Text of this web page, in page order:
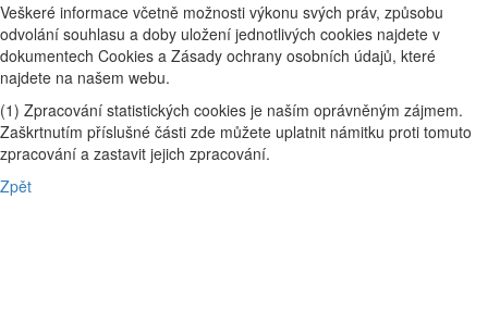
Veškeré informace včetně možnosti výkonu svých práv, způsobu
odvolání souhlasu a doby uložení jednotlivých cookies najdete v
dokumentech Cookies a Zásady ochrany osobních údajů, které
najdete na našem webu.
(1) Zpracování statistických cookies je naším oprávněným zájmem.
Zaškrtnutím příslušné části zde můžete uplatnit námitku proti tomuto
zpracování a zastavit jejich zpracování.
Zpět